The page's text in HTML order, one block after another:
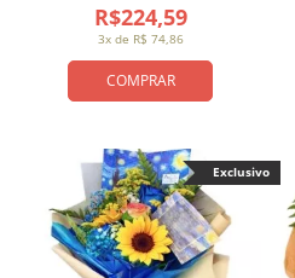
COMPRAR
3x de R$ 74,86
R$224,59
Exclusivo